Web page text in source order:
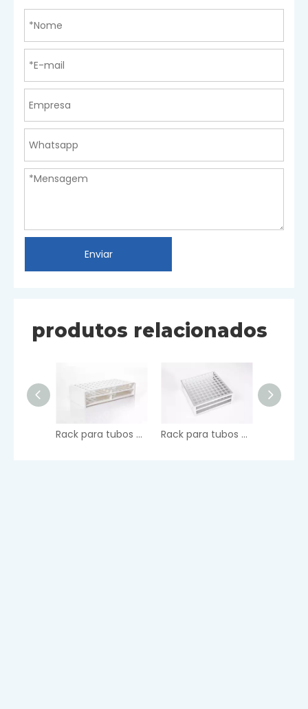
Enviar
produtos relacionados
Rack para tubos de ensaio de plástico Rack para tubos de ensaio de alumínio